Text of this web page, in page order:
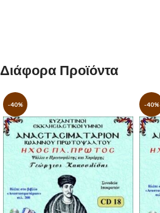
Διάφορα Προϊόντα
-40% -40%